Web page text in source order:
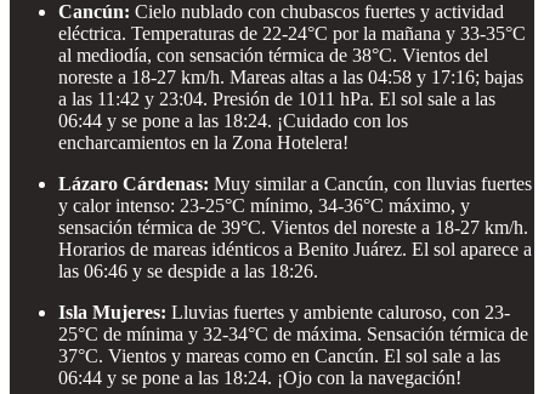
Cancún: Cielo nublado con chubascos fuertes y actividad
eléctrica. Temperaturas de 22-24°C por la mañana y 33-35°C
al mediodía, con sensación térmica de 38°C. Vientos del
noreste a 18-27 km/h. Mareas altas a las 04:58 y 17:16; bajas
a las 11:42 y 23:04. Presión de 1011 hPa. El sol sale a las
06:44 y se pone a las 18:24. ¡Cuidado con los
encharcamientos en la Zona Hotelera!
Lázaro Cárdenas: Muy similar a Cancún, con lluvias fuertes
y calor intenso: 23-25°C mínimo, 34-36°C máximo, y
sensación térmica de 39°C. Vientos del noreste a 18-27 km/h.
Horarios de mareas idénticos a Benito Juárez. El sol aparece a
las 06:46 y se despide a las 18:26.
Isla Mujeres: Lluvias fuertes y ambiente caluroso, con 23-
25°C de mínima y 32-34°C de máxima. Sensación térmica de
37°C. Vientos y mareas como en Cancún. El sol sale a las
06:44 y se pone a las 18:24. ¡Ojo con la navegación!